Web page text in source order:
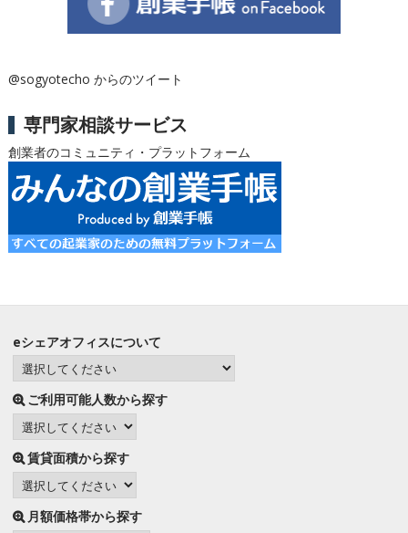
@sogyotecho からのツイート
専門家相談サービス
創業者のコミュニティ・プラットフォーム
eシェアオフィスについて
ご利用可能人数から探す
賃貸面積から探す
月額価格帯から探す